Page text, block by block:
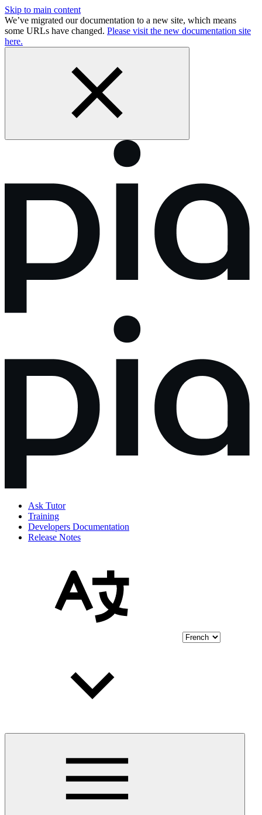
Skip to main content
We’ve migrated our documentation to a new site, which means
some URLs have changed. Please visit the new documentation site
here.
Ask Tutor
Training
Developers Documentation
Release Notes